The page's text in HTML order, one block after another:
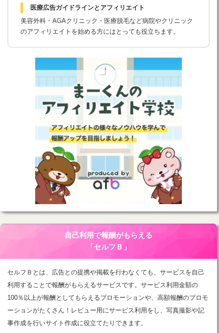
医療広告ガイドラインとアフィリエイト
美容外科・AGAクリニック・医療脱毛など病院やクリニック
のアフィリエイトを始める方にはとっても役立ちます。
自己利用で報酬がもらえる
「セルフＢ」
セルフＢとは、広告との提携や掲載を行わなくても、サービスを自己
利用することで報酬がもらえるサービスです。サービス利用金額の
100％以上が報酬としてもらえるプロモーションや、高額報酬のプロモ
ーションがたくさん！レビュー用にサービス利用をし、写真撮影や記
事作成を行いサイト作成に役立てたりできます。